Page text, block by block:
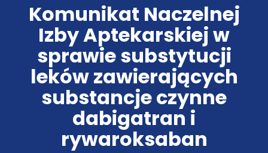
Komunikat Naczelnej
Izby Aptekarskiej w
sprawie substytucji
leków zawierających
substancje czynne
dabigatran i
rywaroksaban